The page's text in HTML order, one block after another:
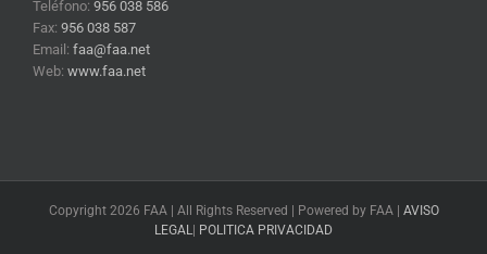
Teléfono: 956 038 586
Fax: 956 038 587
Email: faa@faa.net
Web: www.faa.net
Copyright 2026 FAA | All Rights Reserved | Powered by FAA | AVISO
LEGAL | POLITICA PRIVACIDAD